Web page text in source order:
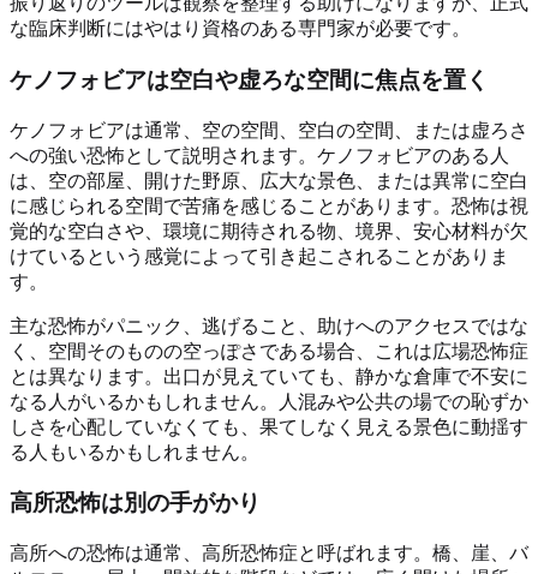
な臨床判断にはやはり資格のある専門家が必要です。
ケノフォビアは空白や虚ろな空間に焦点を置く
ケノフォビアは通常、空の空間、空白の空間、または虚ろさ
への強い恐怖として説明されます。ケノフォビアのある人
は、空の部屋、開けた野原、広大な景色、または異常に空白
に感じられる空間で苦痛を感じることがあります。恐怖は視
覚的な空白さや、環境に期待される物、境界、安心材料が欠
けているという感覚によって引き起こされることがありま
す。
主な恐怖がパニック、逃げること、助けへのアクセスではな
く、空間そのものの空っぽさである場合、これは広場恐怖症
とは異なります。出口が見えていても、静かな倉庫で不安に
なる人がいるかもしれません。人混みや公共の場での恥ずか
しさを心配していなくても、果てしなく見える景色に動揺す
る人もいるかもしれません。
高所恐怖は別の手がかり
高所への恐怖は通常、高所恐怖症と呼ばれます。橋、崖、バ